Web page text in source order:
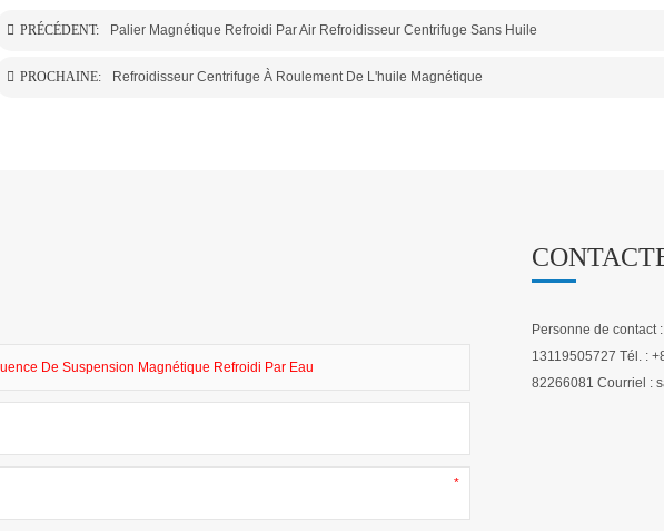
PRÉCÉDENT: Palier Magnétique Refroidi Par Air Refroidisseur Centrifuge Sans Huile
PROCHAINE: Refroidisseur Centrifuge À Roulement De L'huile Magnétique
De Suspension Magnétique Refroidi Par Eau
Personne de contact
13119505727 Tél. :
82266081 Courriel :